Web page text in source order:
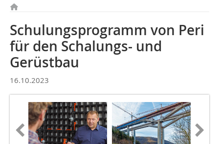
Schulungsprogramm von Peri
für den Schalungs- und
Gerüstbau
16.10.2023